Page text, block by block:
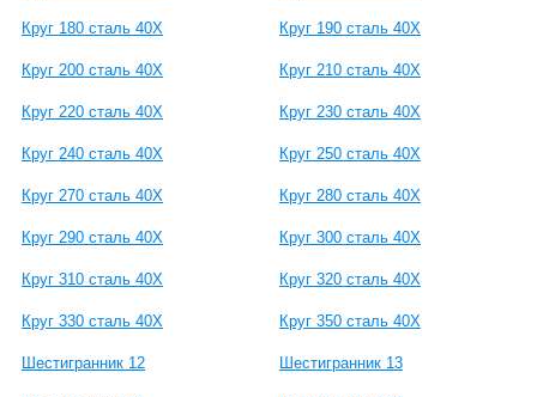
Круг 180 сталь 40Х Круг 190 сталь 40Х
Круг 200 сталь 40Х Круг 210 сталь 40Х
Круг 220 сталь 40Х Круг 230 сталь 40Х
Круг 240 сталь 40Х Круг 250 сталь 40Х
Круг 270 сталь 40Х Круг 280 сталь 40Х
Круг 290 сталь 40Х Круг 300 сталь 40Х
Круг 310 сталь 40Х Круг 320 сталь 40Х
Круг 330 сталь 40Х Круг 350 сталь 40Х
Шестигранник 12 Шестигранник 13